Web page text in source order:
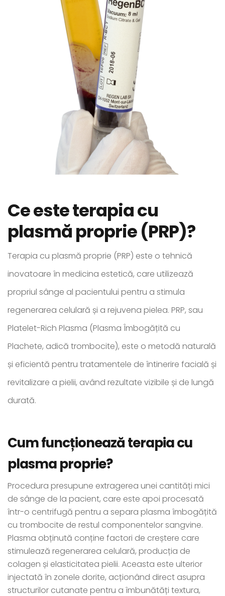
Ce este terapia cu
plasmă proprie (PRP)?
Terapia cu plasmă proprie (PRP) este o tehnică
inovatoare în medicina estetică, care utilizează
propriul sânge al pacientului pentru a stimula
regenerarea celulară și a rejuvena pielea. PRP, sau
Platelet-Rich Plasma (Plasma Îmbogățită cu
Plachete, adică trombocite), este o metodă naturală
și eficientă pentru tratamentele de întinerire facială și
revitalizare a pielii, având rezultate vizibile și de lungă
durată.
Cum funcționează terapia cu
plasma proprie?
Procedura presupune extragerea unei cantități mici
de sânge de la pacient, care este apoi procesată
într-o centrifugă pentru a separa plasma îmbogățită
cu trombocite de restul componentelor sangvine.
Plasma obținută conține factori de creștere care
stimulează regenerarea celulară, producția de
colagen și elasticitatea pielii. Aceasta este ulterior
injectată în zonele dorite, acționând direct asupra
structurilor cutanate pentru a îmbunătăți textura,